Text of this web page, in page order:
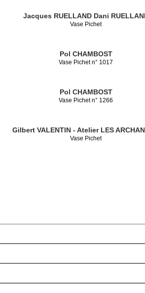
Jacques RUELLAND Dani
Vase Pichet
Pol CHAMBOST
Vase Pichet n° 1017
Pol CHAMBOST
Vase Pichet n° 1266
Gilbert VALENTIN - Atelier LES
Vase Pichet